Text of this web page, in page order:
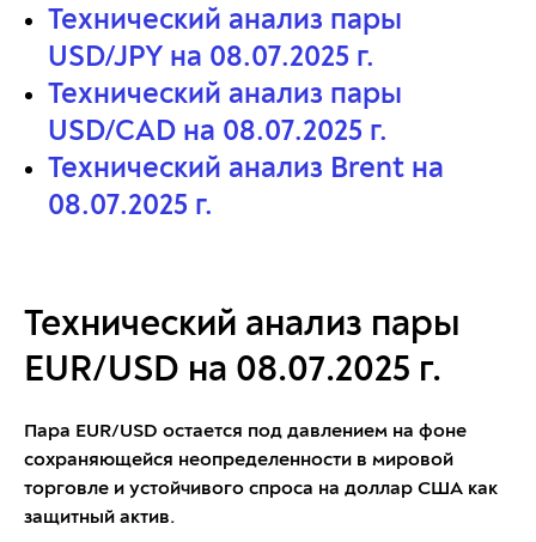
Технический анализ пары
USD/JPY на 08.07.2025 г.
Технический анализ пары
USD/CAD на 08.07.2025 г.
Технический анализ Brent на
08.07.2025 г.
Технический анализ пары
EUR/USD на 08.07.2025 г.
Пара EUR/USD остается под давлением на фоне
сохраняющейся неопределенности в мировой
торговле и устойчивого спроса на доллар США как
защитный актив.